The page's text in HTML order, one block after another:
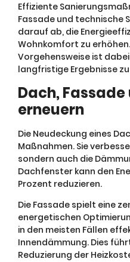
Effiziente
Fassade und technische
darauf ab, die
Wohnkomfort zu
Vorgehensweise ist
langfristige Ergebnisse
Dach,
erneuern
Die Neudeckung eines
Maßnahmen. Sie
sondern auch die
Dachfenster kann den
Prozent reduzieren.
Die Fassade spielt eine
energetischen
in den meisten Fällen
Innendämmung. Dies
Reduzierung der